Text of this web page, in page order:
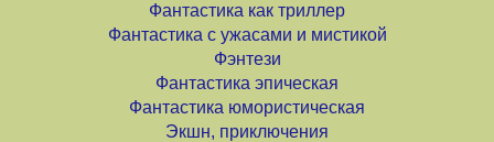
Фантастика как триллер
Фантастика с ужасами и мистикой
Фэнтези
Фантастика эпическая
Фантастика юмористическая
Экшн, приключения